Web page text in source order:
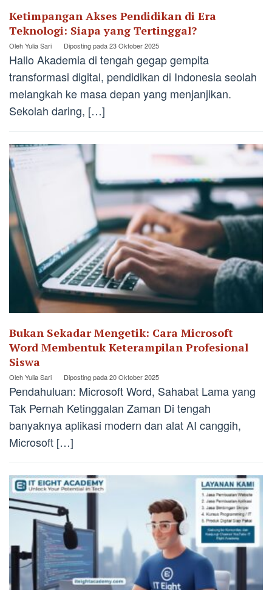
Ketimpangan Akses Pendidikan di Era
Teknologi: Siapa yang Tertinggal?
OlehYulia Sari Diposting pada23 Oktober 2025
Hallo Akademia di tengah gegap gempita
transformasi digital, pendidikan di Indonesia seolah
melangkah ke masa depan yang menjanjikan.
Sekolah daring, […]
Bukan Sekadar Mengetik: Cara Microsoft
Word Membentuk Keterampilan Profesional
Siswa
OlehYulia Sari Diposting pada20 Oktober 2025
Pendahuluan: Microsoft Word, Sahabat Lama yang
Tak Pernah Ketinggalan Zaman Di tengah
banyaknya aplikasi modern dan alat AI canggih,
Microsoft […]